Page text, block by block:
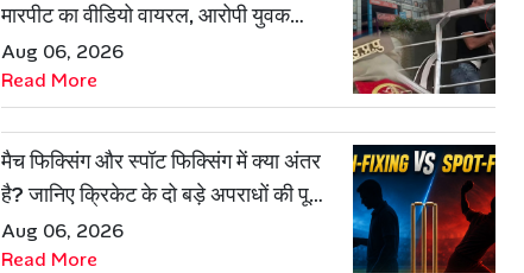
मारपीट का वीडियो वायरल, आरोपी युवक
हिरासत में
Aug 06, 2026
Read More
मैच फिक्सिंग और स्पॉट फिक्सिंग में क्या अंतर
है? जानिए क्रिकेट के दो बड़े अपराधों की पूरी
कहानी
Aug 06, 2026
Read More